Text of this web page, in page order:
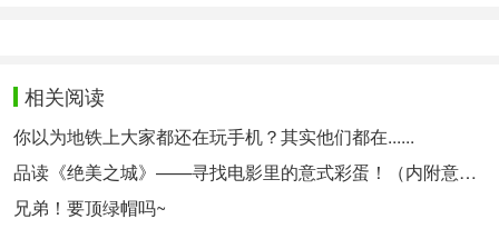
Le collezioni del museo spaziano dalle sculture
dell'antica Roma a capolavori del Rinascimento e
del Barocco, offrendo un viaggio attraverso diverse
epoche storiche e artistiche. Uno dei pezzi più
相关阅读
你以为地铁上大家都还在玩手机？其实他们都在......
品读《绝美之城》——寻找电影里的意式彩蛋！（内附意语中字资源~）
兄弟！要顶绿帽吗~